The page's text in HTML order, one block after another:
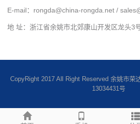
E-mail：rongda@china-rongda.net /
地 址：浙江省余姚市北郊康山开发区龙头3
CopyRight 2017 All Right Reserved 余姚市荣
13034431号